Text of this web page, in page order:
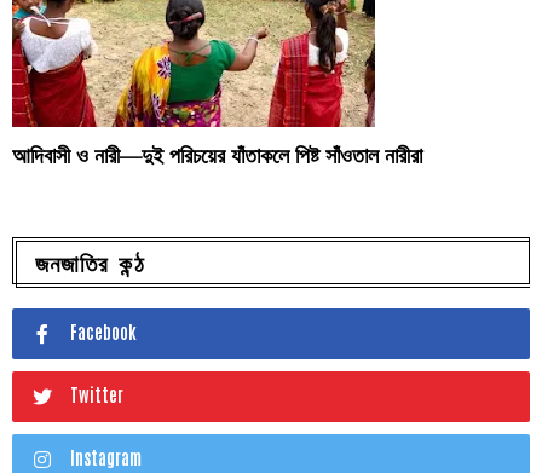
আদিবাসী ও নারী—দুই পরিচয়ের যাঁতাকলে পিষ্ট সাঁওতাল নারীরা
জনজাতির কন্ঠ
Facebook
Twitter
Instagram